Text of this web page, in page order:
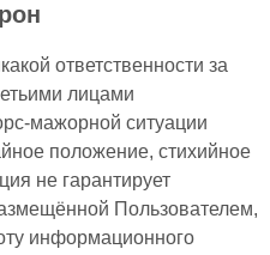
ответственности за
лицами
мажорной ситуации
положение, стихийное
не гарантирует
Пользователем,
информационного